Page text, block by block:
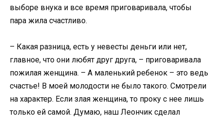
выборе внука и все время приговаривала, чтобы
пара жила счастливо.
– Какая разница, есть у невесты деньги или нет,
главное, что они любят друг друга, – приговаривала
пожилая женщина. – А маленький ребенок – это ведь
счастье! В моей молодости не было такого. Смотрели
на характер. Если злая женщина, то проку с нее лишь
только ей самой. Думаю, наш Леончик сделал